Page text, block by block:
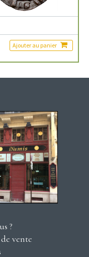
Ajouter au panier
?
vente